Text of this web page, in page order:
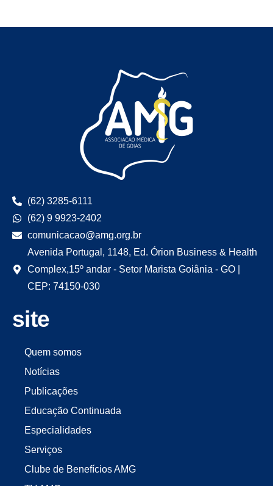
(62) 3285-6111
(62) 9 9923-2402
comunicacao@amg.org.br
Avenida Portugal, 1148, Ed. Órion Business & Health
Complex,15º andar - Setor Marista Goiânia - GO |
CEP: 74150-030
site
Quem somos
Notícias
Publicações
Educação Continuada
Especialidades
Serviços
Clube de Benefícios AMG